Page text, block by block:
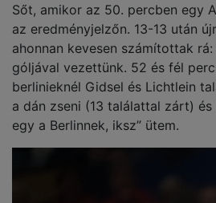
Sőt, amikor az 50. percben egy
az eredményjelzőn. 13-13 után
ahonnan kevesen számítottak
góljával vezettünk. 52 és fél
berlinieknél Gidsel és Lichtlein
a dán zseni (13 találattal zárt)
egy a Berlinnek, iksz” ütem.